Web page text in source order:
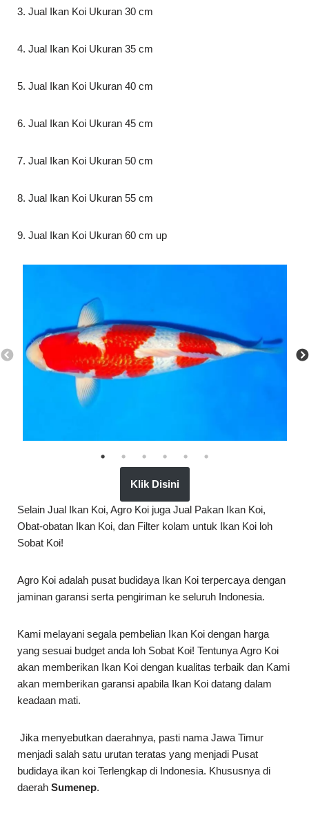
3. Jual Ikan Koi Ukuran 30 cm
4. Jual Ikan Koi Ukuran 35 cm
5. Jual Ikan Koi Ukuran 40 cm
6. Jual Ikan Koi Ukuran 45 cm
7. Jual Ikan Koi Ukuran 50 cm
8. Jual Ikan Koi Ukuran 55 cm
9. Jual Ikan Koi Ukuran 60 cm up
Klik Disini
Selain Jual Ikan Koi, Agro Koi juga Jual Pakan Ikan Koi,
Obat-obatan Ikan Koi, dan Filter kolam untuk Ikan Koi loh
Sobat Koi!
Agro Koi adalah pusat budidaya Ikan Koi terpercaya dengan
jaminan garansi serta pengiriman ke seluruh Indonesia.
Kami melayani segala pembelian Ikan Koi dengan harga
yang sesuai budget anda loh Sobat Koi! Tentunya Agro Koi
akan memberikan Ikan Koi dengan kualitas terbaik dan Kami
akan memberikan garansi apabila Ikan Koi datang dalam
keadaan mati.
Jika menyebutkan daerahnya, pasti nama Jawa Timur
menjadi salah satu urutan teratas yang menjadi Pusat
budidaya ikan koi Terlengkap di Indonesia. Khususnya di
daerah Sumenep.